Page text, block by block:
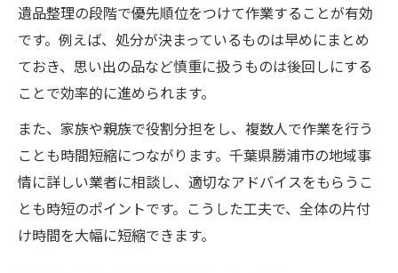
遺品整理の段階で優先順位をつけて作業することが有効
です。例えば、処分が決まっているものは早めにまとめ
ておき、思い出の品など慎重に扱うものは後回しにする
ことで効率的に進められます。
また、家族や親族で役割分担をし、複数人で作業を行う
ことも時間短縮につながります。千葉県勝浦市の地域事
情に詳しい業者に相談し、適切なアドバイスをもらうこ
とも時短のポイントです。こうした工夫で、全体の片付
け時間を大幅に短縮できます。